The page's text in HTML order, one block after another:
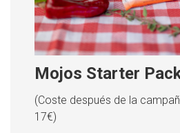
Mojos Starter
(Coste después de la
17€)